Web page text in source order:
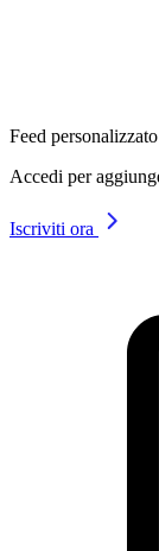
Feed personalizzato
Accedi per
Iscriviti ora